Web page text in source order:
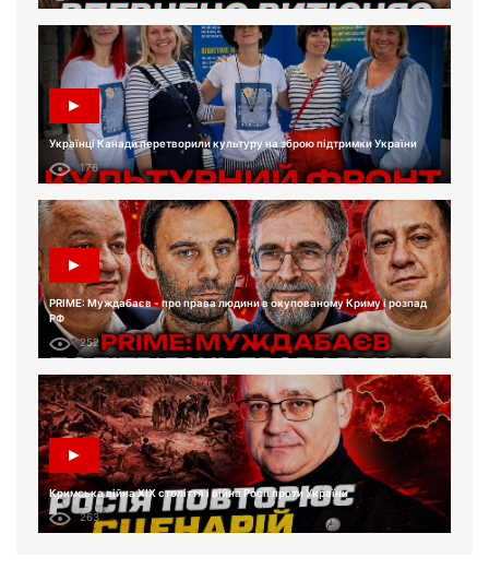
Українці Канади перетворили культуру на зброю підтримки України
176
PRIME: Муждабаєв - про права людини в окупованому Криму і розпад
РФ
252
Кримська війна XIX століття і війна Росії проти України
263